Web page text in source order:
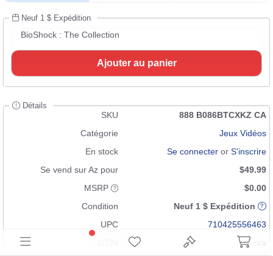
Neuf 1 $ Expédition
BioShock : The Collection
Ajouter au panier
Détails
SKU
888 B086BTCXKZ CA
Catégorie
Jeux Vidéos
En stock
Se connecter or S'inscrire
Se vend sur Az pour
$49.99
MSRP
$0.00
Condition
Neuf 1 $ Expédition
UPC
710425556463